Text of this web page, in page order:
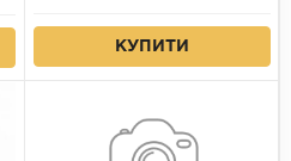
КУПИТИ